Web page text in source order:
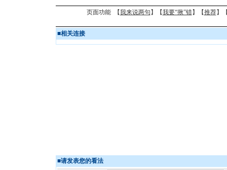
页面功能 【我来说两句 】【我要“揪”错】【推荐】
■相关连接
■请发表您的看法